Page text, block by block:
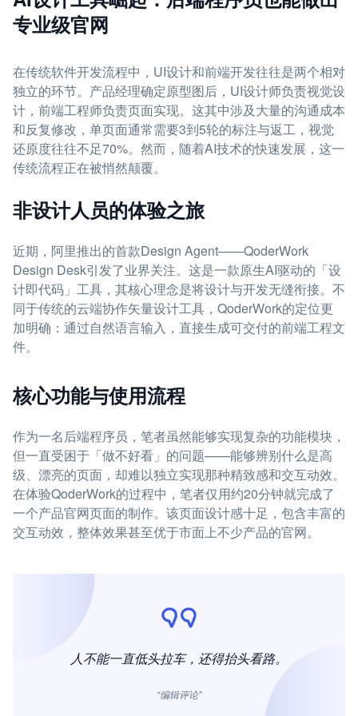
专业级官网
在传统软件开发流程中，UI设计和前端开发往往是两个相对
独立的环节。产品经理确定原型图后，UI设计师负责视觉设
计，前端工程师负责页面实现。这其中涉及大量的沟通成本
和反复修改，单页面通常需要3到5轮的标注与返工，视觉
还原度往往不足70%。然而，随着AI技术的快速发展，这一
传统流程正在被悄然颠覆。
非设计人员的体验之旅
近期，阿里推出的首款Design Agent——QoderWork
Design Desk引发了业界关注。这是一款原生AI驱动的「设
计即代码」工具，其核心理念是将设计与开发无缝衔接。不
同于传统的云端协作矢量设计工具，QoderWork的定位更
加明确：通过自然语言输入，直接生成可交付的前端工程文
件。
核心功能与使用流程
作为一名后端程序员，笔者虽然能够实现复杂的功能模块，
但一直受困于「做不好看」的问题——能够辨别什么是高
级、漂亮的页面，却难以独立实现那种精致感和交互动效。
在体验QoderWork的过程中，笔者仅用约20分钟就完成了
一个产品官网页面的制作。该页面设计感十足，包含丰富的
交互动效，整体效果甚至优于市面上不少产品的官网。
人不能一直低头拉车，还得抬头看路。
“编辑评论”